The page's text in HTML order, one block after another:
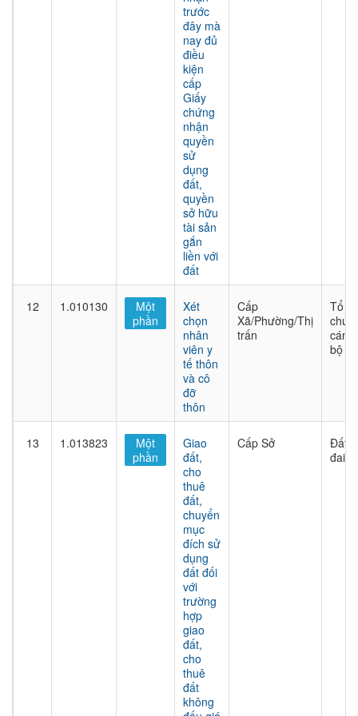
trước
đây mà
nay đủ
điều
kiện
cấp
Giấy
chứng
nhận
quyền
sử
dụng
đất,
quyền
sở hữu
tài sản
gắn
liền với
đất
12 1.010130
Một
phần
Xét
chọn
nhân
viên y
tế thôn
và cô
đỡ
thôn
Cấp
Xã/Phường/Thị
trấn
Tổ
chức
cán
bộ
13 1.013823
Một
phần
Giao
đất,
cho
thuê
đất,
chuyển
mục
đích sử
dụng
đất đối
với
trường
hợp
giao
đất,
cho
thuê
đất
không
Cấp Sở
Đất
đai